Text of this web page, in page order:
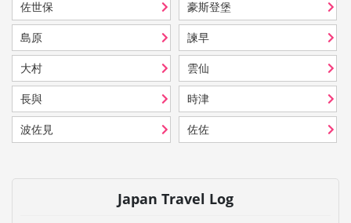
佐世保 豪斯登堡
島原 諫早
大村 雲仙
長與 時津
波佐見 佐佐
Japan Travel Log